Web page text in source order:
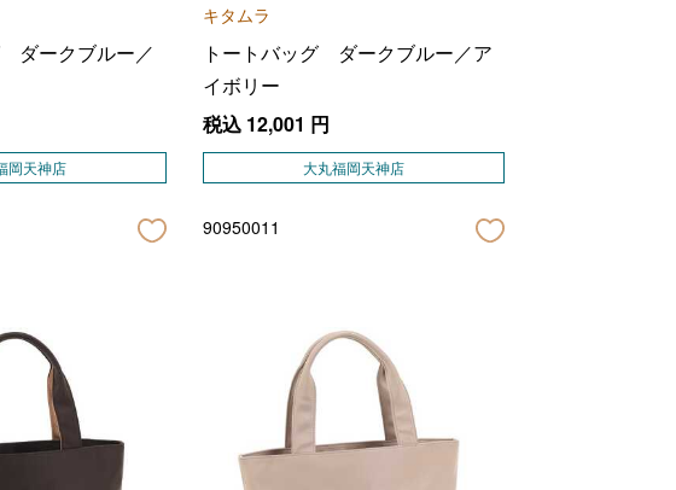
ダークブルー／
岡天神店
キタムラ
トートバッグ ダークブルー／ア
イボリー
税込 12,001 円
大丸福岡天神店
90950011